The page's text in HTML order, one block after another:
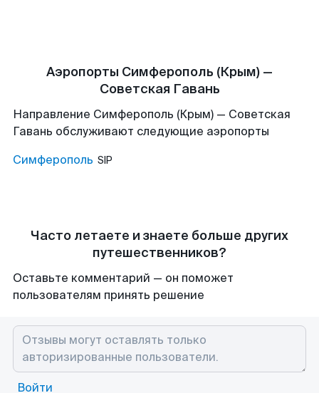
Аэропорты Симферополь (Крым) —
Советская Гавань
Направление Симферополь (Крым) — Советская
Гавань обслуживают следующие аэропорты
Симферополь SIP
Часто летаете и знаете больше других
путешественников?
Оставьте комментарий — он поможет
пользователям принять решение
Войти